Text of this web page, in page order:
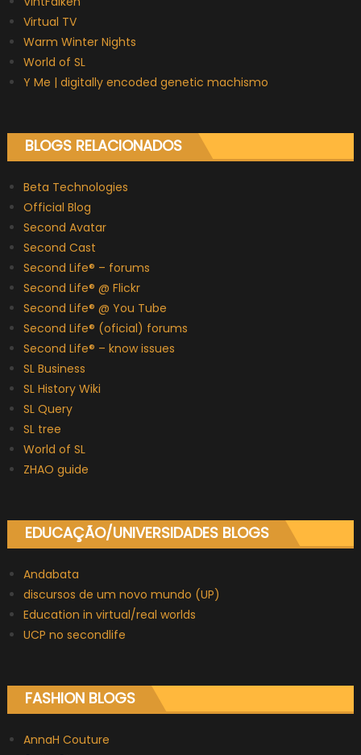
Virtual TV
Warm Winter Nights
World of SL
Y Me | digitally encoded genetic machismo
BLOGS RELACIONADOS
Beta Technologies
Official Blog
Second Avatar
Second Cast
Second Life® – forums
Second Life® @ Flickr
Second Life® @ You Tube
Second Life® (oficial) forums
Second Life® – know issues
SL Business
SL History Wiki
SL Query
SL tree
World of SL
ZHAO guide
EDUCAÇÃO/UNIVERSIDADES BLOGS
Andabata
discursos de um novo mundo (UP)
Education in virtual/real worlds
UCP no secondlife
FASHION BLOGS
AnnaH Couture